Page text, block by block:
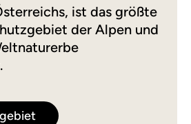
ist das größte
der Alpen und